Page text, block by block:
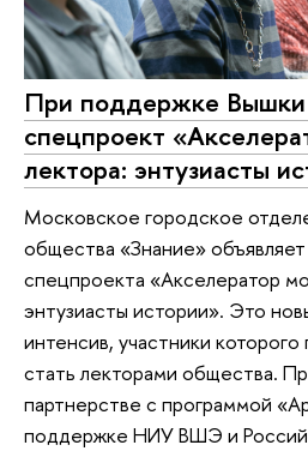
При поддержке Вышки
спецпроект
лектора: энтузиасты
Московское городское
общества «Знание» объявляет
спецпроекта «Акселератор
энтузиасты истории». Это
интенсив, участники
стать лекторами общества.
партнерстве с программой
поддержке НИУ ВШЭ и